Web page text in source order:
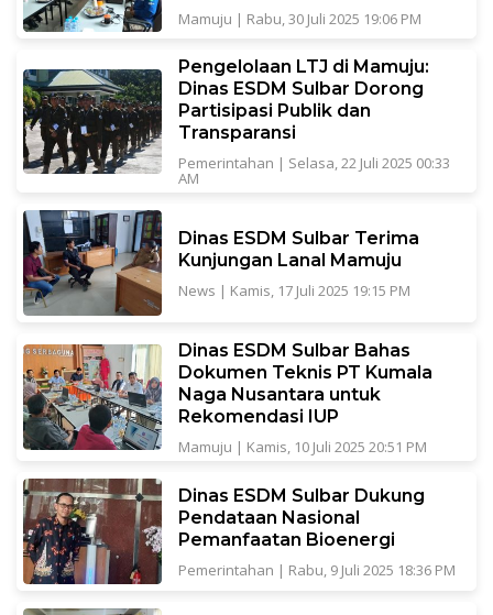
Mamuju | Rabu, 30 Juli 2025 19:06 PM
Pengelolaan LTJ di Mamuju:
Dinas ESDM Sulbar Dorong
Partisipasi Publik dan
Transparansi
Pemerintahan | Selasa, 22 Juli 2025 00:33
AM
Dinas ESDM Sulbar Terima
Kunjungan Lanal Mamuju
News | Kamis, 17 Juli 2025 19:15 PM
Dinas ESDM Sulbar Bahas
Dokumen Teknis PT Kumala
Naga Nusantara untuk
Rekomendasi IUP
Mamuju | Kamis, 10 Juli 2025 20:51 PM
Dinas ESDM Sulbar Dukung
Pendataan Nasional
Pemanfaatan Bioenergi
Pemerintahan | Rabu, 9 Juli 2025 18:36 PM